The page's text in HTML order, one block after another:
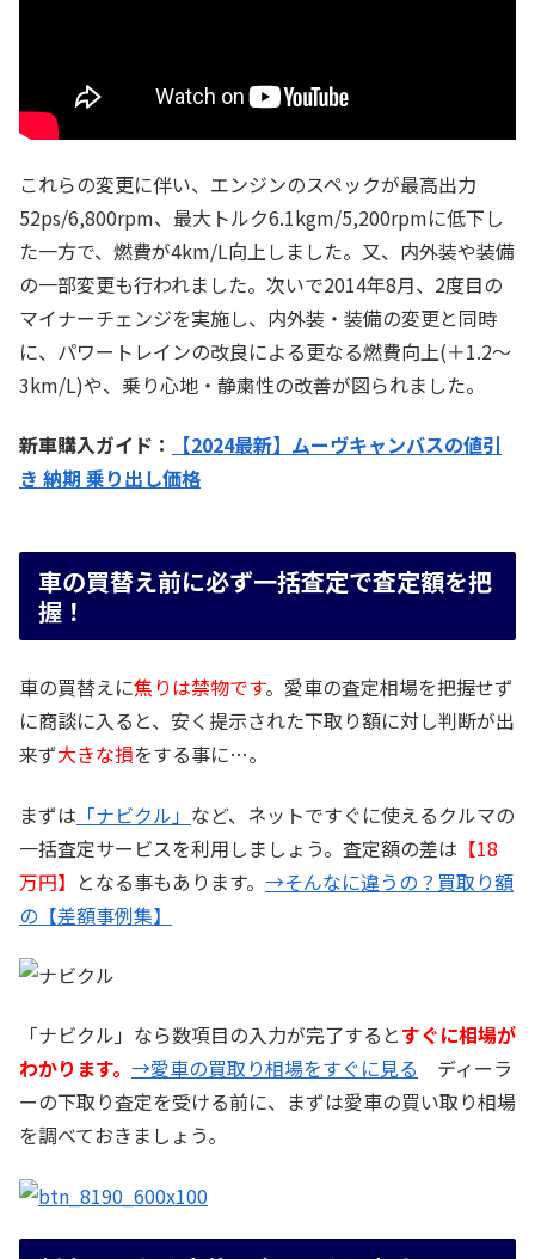
これらの変更に伴い、エンジンのスペックが最高出力
52ps/6,800rpm、最大トルク6.1kgm/5,200rpmに低下し
た一方で、燃費が4km/L向上しました。又、内外装や装備
の一部変更も行われました。次いで2014年8月、2度目の
マイナーチェンジを実施し、内外装・装備の変更と同時
に、パワートレインの改良による更なる燃費向上(＋1.2～
3km/L)や、乗り心地・静粛性の改善が図られました。
新車購入ガイド：
【2024最新】ムーヴキャンバスの値引
き 納期 乗り出し価格
車の買替え前に必ず一括査定で査定額を把
握！
車の買替えに焦りは禁物です。愛車の査定相場を把握せず
に商談に入ると、安く提示された下取り額に対し判断が出
来ず大きな損をする事に…。
まずは 「ナビクル」 など、ネットですぐに使えるクルマの
一括査定サービスを利用しましょう。査定額の差は 【18
万円】 となる事もあります。 →そんなに違うの？買取り額
の【差額事例集】
「ナビクル」なら数項目の入力が完了するとすぐに相場が
わかります。 →愛車の買取り相場をすぐに見る ディーラ
ーの下取り査定を受ける前に、まずは愛車の買い取り相場
を調べておきましょう。